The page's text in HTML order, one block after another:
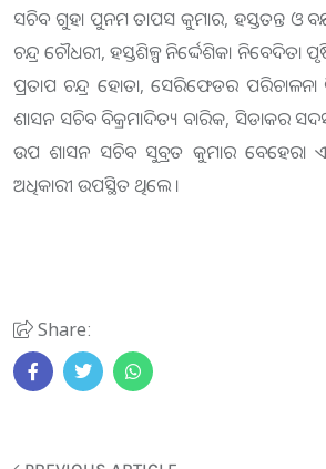
ସଚିବ ଗୁହା ପୁନମ ତାପସ କୁମାର, ହସ୍ତତନ୍ତ ଓ
ଚନ୍ଦ୍ର ଚୌଧରୀ, ହସ୍ତଶିଳ୍ପ ନିର୍ଦ୍ଦେଶିକା ନିବେଦିତା
ପ୍ରତାପ ଚନ୍ଦ୍ର ହୋତା, ସେରିଫେଡର ପରିଚାଳନା
ଶାସନ ସଚିବ ବିକ୍ରମାଦିତ୍ୟ ବାରିକ, ସିଡାକର
ଉପ ଶାସନ ସଚିବ ସୁବ୍ରତ କୁମାର ବେହେରା
ଅଧିକାରୀ ଉପସ୍ଥିତ ଥିଲେ ।
Share: